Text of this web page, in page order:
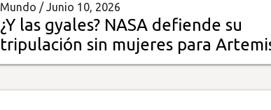
Mundo /Junio 10, 2026
¿Y las gyales? NASA defiende su
tripulación sin mujeres para